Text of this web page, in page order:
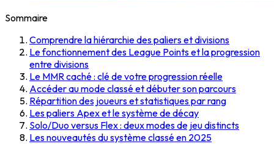
Sommaire
Comprendre la hiérarchie des paliers et divisions
Le fonctionnement des League Points et la progression
entre divisions
Le MMR caché : clé de votre progression réelle
Accéder au mode classé et débuter son parcours
Répartition des joueurs et statistiques par rang
Les paliers Apex et le système de décay
Solo/Duo versus Flex : deux modes de jeu distincts
Les nouveautés du système classé en 2025